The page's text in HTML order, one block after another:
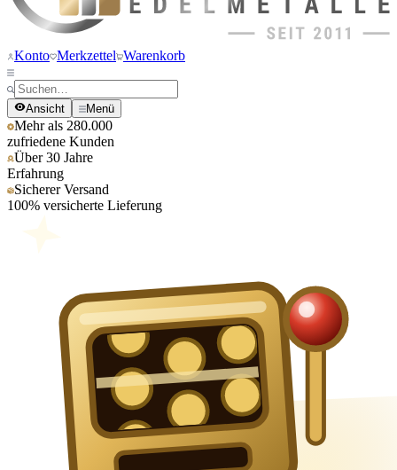
Konto Merkzettel Warenkorb
Ansicht Menü
Mehr als 280.000
zufriedene Kunden
Über 30 Jahre
Erfahrung
Sicherer Versand
100% versicherte Lieferung